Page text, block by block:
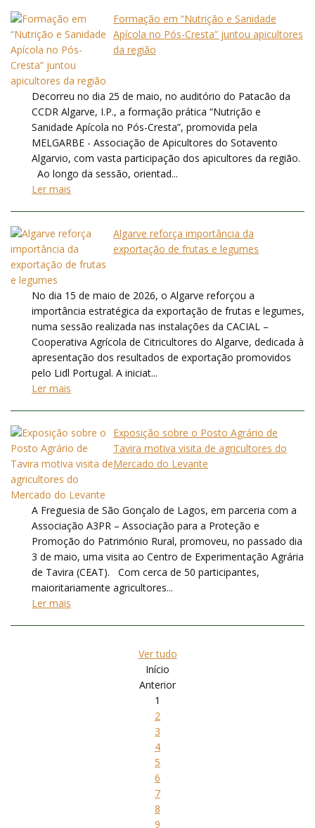
Formação em “Nutrição e Sanidade
Apícola no Pós-Cresta” juntou apicultores
da região
Decorreu no dia 25 de maio, no auditório do Patacão da
CCDR Algarve, I.P., a formação prática “Nutrição e
Sanidade Apícola no Pós-Cresta”, promovida pela
MELGARBE - Associação de Apicultores do Sotavento
Algarvio, com vasta participação dos apicultores da região.
Ao longo da sessão, orientad...
Ler mais
Algarve reforça importância da
exportação de frutas e legumes
No dia 15 de maio de 2026, o Algarve reforçou a
importância estratégica da exportação de frutas e legumes,
numa sessão realizada nas instalações da CACIAL –
Cooperativa Agrícola de Citricultores do Algarve, dedicada à
apresentação dos resultados de exportação promovidos
pelo Lidl Portugal. A iniciat...
Ler mais
Exposição sobre o Posto Agrário de
Tavira motiva visita de agricultores do
Mercado do Levante
A Freguesia de São Gonçalo de Lagos, em parceria com a
Associação A3PR – Associação para a Proteção e
Promoção do Património Rural, promoveu, no passado dia
3 de maio, uma visita ao Centro de Experimentação Agrária
de Tavira (CEAT). Com cerca de 50 participantes,
maioritariamente agricultores...
Ler mais
Ver tudo
Início
Anterior
1
2
3
4
5
6
7
8
9